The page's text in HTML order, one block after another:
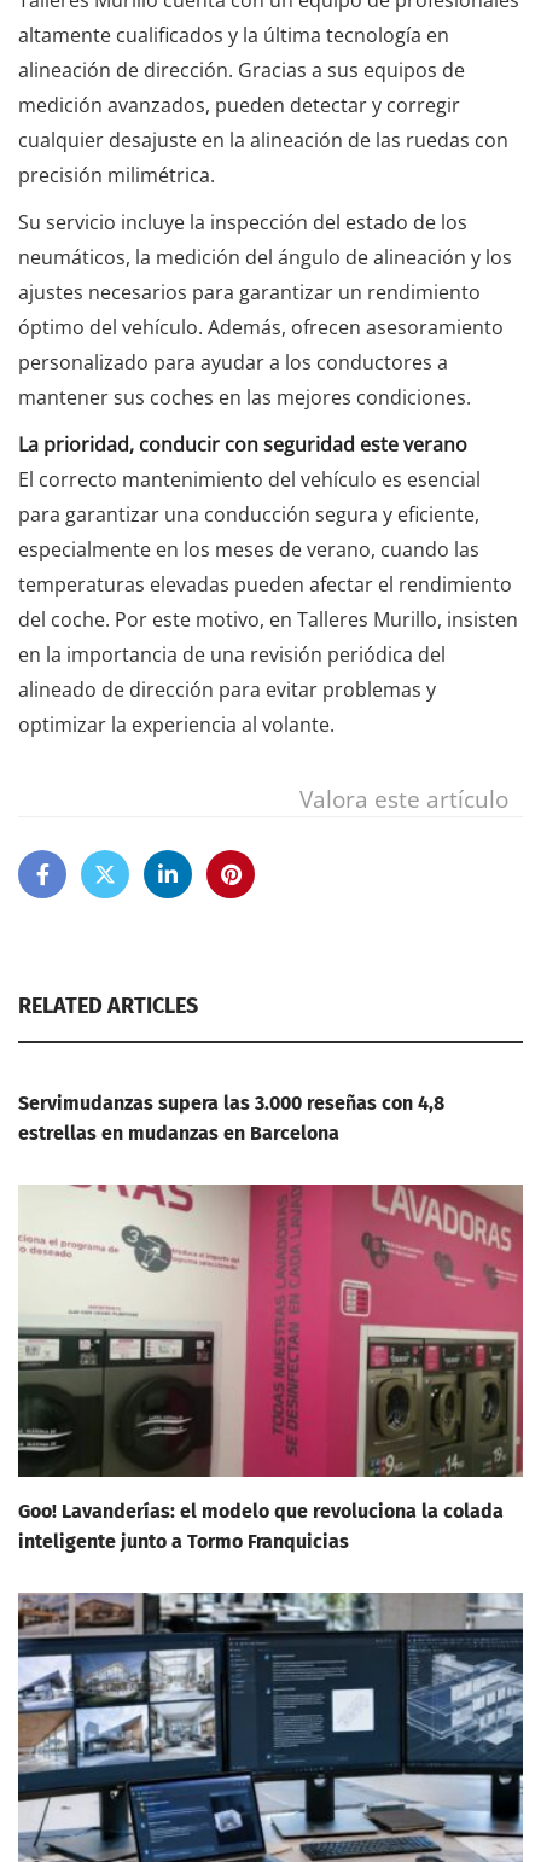
altamente cualificados y la última tecnología en
alineación de dirección. Gracias a sus equipos de
medición avanzados, pueden detectar y corregir
cualquier desajuste en la alineación de las ruedas con
precisión milimétrica.
Su servicio incluye la inspección del estado de los
neumáticos, la medición del ángulo de alineación y los
ajustes necesarios para garantizar un rendimiento
óptimo del vehículo. Además, ofrecen asesoramiento
personalizado para ayudar a los conductores a
mantener sus coches en las mejores condiciones.
La prioridad, conducir con seguridad este verano
El correcto mantenimiento del vehículo es esencial
para garantizar una conducción segura y eficiente,
especialmente en los meses de verano, cuando las
temperaturas elevadas pueden afectar el rendimiento
del coche. Por este motivo, en Talleres Murillo, insisten
en la importancia de una revisión periódica del
alineado de dirección para evitar problemas y
optimizar la experiencia al volante.
Valora este artículo
RELATED ARTICLES
Servimudanzas supera las 3.000 reseñas con 4,8
estrellas en mudanzas en Barcelona
Goo! Lavanderías: el modelo que revoluciona la colada
inteligente junto a Tormo Franquicias